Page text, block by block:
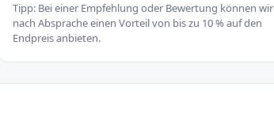
Tipp: Bei einer Empfehlung oder Bewertung können wir
nach Absprache einen Vorteil von bis zu 10 % auf den
Endpreis anbieten.